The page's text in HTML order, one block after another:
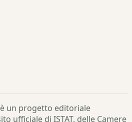
è un progetto editoriale
ufficiale di ISTAT, delle Camere